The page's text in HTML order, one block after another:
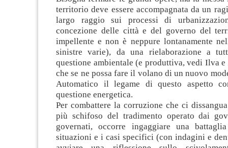
territorio deve essere accompagnata da un
largo raggio sui processi di
concezione delle città e del governo del
impellente e non è neppure lontanamente
sinistre varie), da una rielaborazione a
questione ambientale (e produttiva, vedi Ilva
che se ne possa fare il volano di un nuovo
Automatico il legame di questo aspetto
questione energetica.
Per combattere la corruzione che ci
più schifoso del tradimento operato dai
governati, occorre ingaggiare una
situazioni e i casi specifici (con indagini e